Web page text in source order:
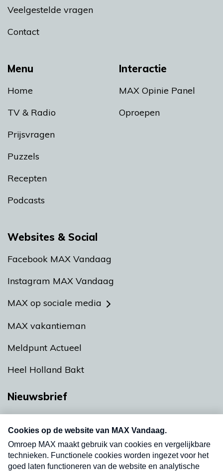
Menu
Home
TV & Radio
Prijsvragen
Puzzels
Recepten
Podcasts
Interactie
MAX Opinie Panel
Oproepen
Veelgestelde vragen
Contact
Websites & Social
Facebook MAX Vandaag
Instagram MAX Vandaag
MAX op sociale media
MAX vakantieman
Meldpunt Actueel
Heel Holland Bakt
Nieuwsbrief
nieuwsbrief. Elke vrijdag- en dinsdagochtend in
uw mailbox.
Verzend